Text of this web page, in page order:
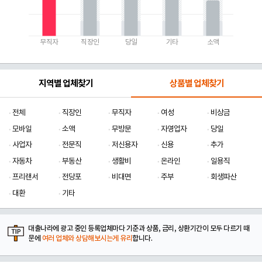
무직자 직장인 당일 기타 소액
지역별 업체찾기 상품별 업체찾기
전체 직장인 무직자 여성
비상금
모바일
소액 무방문 자영업자
당일
사업자
전문직 저신용자 신용
추가
자동차
부동산 생활비 온라인
일용직
프리랜서
전당포 비대면 주부
회생파산
대환
기타
대출나라에 광고 중인 등록업체마다 기준과 상품, 금리, 상환기간이 모두 다르기 때
문에 여러 업체와 상담해보시는게 유리합니다.